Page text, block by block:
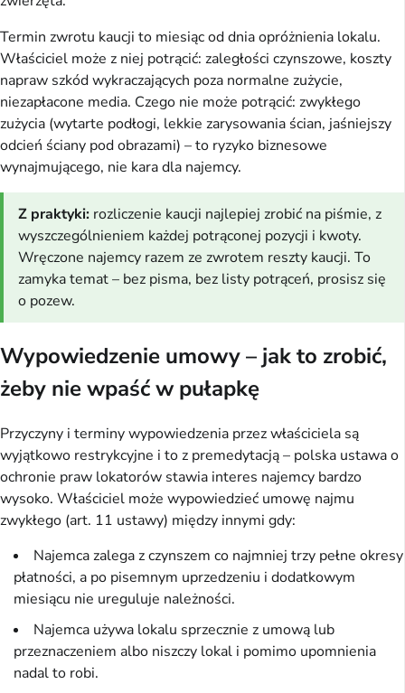
Termin zwrotu kaucji to miesiąc od dnia opróżnienia lokalu.
Właściciel może z niej potrącić: zaległości czynszowe, koszty
napraw szkód wykraczających poza normalne zużycie,
niezapłacone media. Czego nie może potrącić: zwykłego
zużycia (wytarte podłogi, lekkie zarysowania ścian, jaśniejszy
odcień ściany pod obrazami) – to ryzyko biznesowe
wynajmującego, nie kara dla najemcy.
Z praktyki: rozliczenie kaucji najlepiej zrobić na piśmie, z
wyszczególnieniem każdej potrąconej pozycji i kwoty.
Wręczone najemcy razem ze zwrotem reszty kaucji. To
zamyka temat – bez pisma, bez listy potrąceń, prosisz się
o pozew.
Wypowiedzenie umowy – jak to zrobić,
żeby nie wpaść w pułapkę
Przyczyny i terminy wypowiedzenia przez właściciela są
wyjątkowo restrykcyjne i to z premedytacją – polska ustawa o
ochronie praw lokatorów stawia interes najemcy bardzo
wysoko. Właściciel może wypowiedzieć umowę najmu
zwykłego (art. 11 ustawy) między innymi gdy:
Najemca zalega z czynszem co najmniej trzy pełne okresy
płatności, a po pisemnym uprzedzeniu i dodatkowym
miesiącu nie ureguluje należności.
Najemca używa lokalu sprzecznie z umową lub
przeznaczeniem albo niszczy lokal i pomimo upomnienia
nadal to robi.